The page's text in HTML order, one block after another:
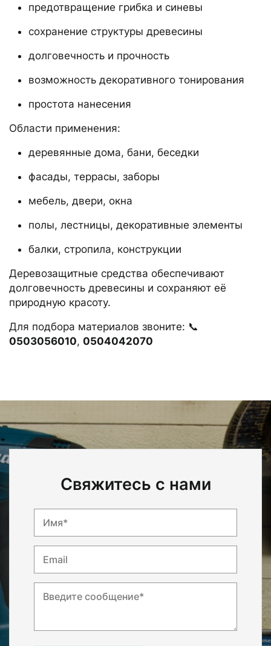
предотвращение грибка и синевы
сохранение структуры древесины
долговечность и прочность
возможность декоративного тонирования
простота нанесения
Области применения:
деревянные дома, бани, беседки
фасады, террасы, заборы
мебель, двери, окна
полы, лестницы, декоративные элементы
балки, стропила, конструкции
Деревозащитные средства обеспечивают
долговечность древесины и сохраняют её
природную красоту.
Для подбора материалов звоните: 📞
0503056010, 0504042070
Свяжитесь с нами
Имя*
Email
Введите сообщение*